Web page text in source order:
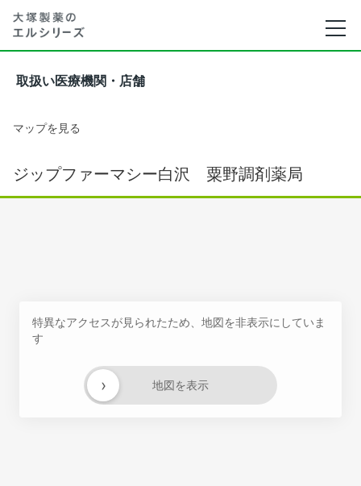
取扱い医療機関・店舗
マップを見る
ジップファーマシー白沢 粟野調剤薬局
特異なアクセスが見られたため、地図を非表示にしていま
す
地図を表示
›